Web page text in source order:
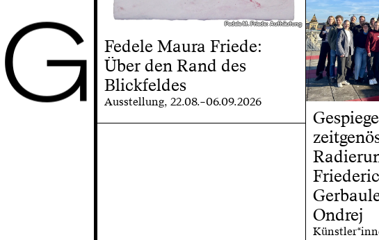
G Fedele M. Friede: Aufhäufung
Fedele M. Friede: Aufhäufung
Fedele Maura Friede:
Über den Rand des
Blickfeldes
Ausstellung, 22.08.–06.09.2026
Ondrej